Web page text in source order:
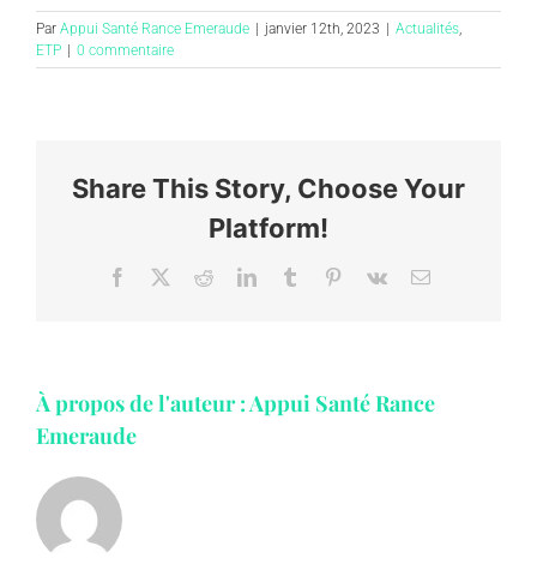
Par Appui Santé Rance Emeraude janvier 12th, 2023 Actualités,
ETP
0 commentaire
Share This Story, Choose Your
Platform!
Facebook RedditLinkedInTumblr Pinterest
Vk Email
À propos de l'auteur :Appui Santé Rance
Emeraude